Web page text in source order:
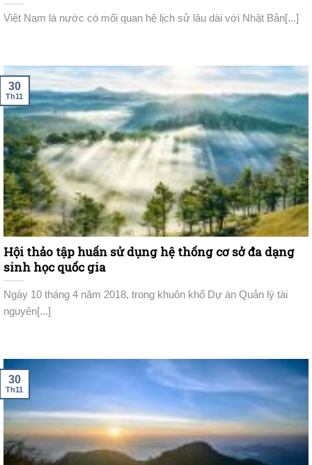
Việt Nam là nước có mối quan hệ lịch sử lâu dài với Nhật Bản[...]
Hội thảo tập huấn sử dụng hệ thống cơ sở đa dạng
sinh học quốc gia
Ngày 10 tháng 4 năm 2018, trong khuôn khổ Dự án Quản lý tài
nguyên[...]
30
Th11
30
Th11